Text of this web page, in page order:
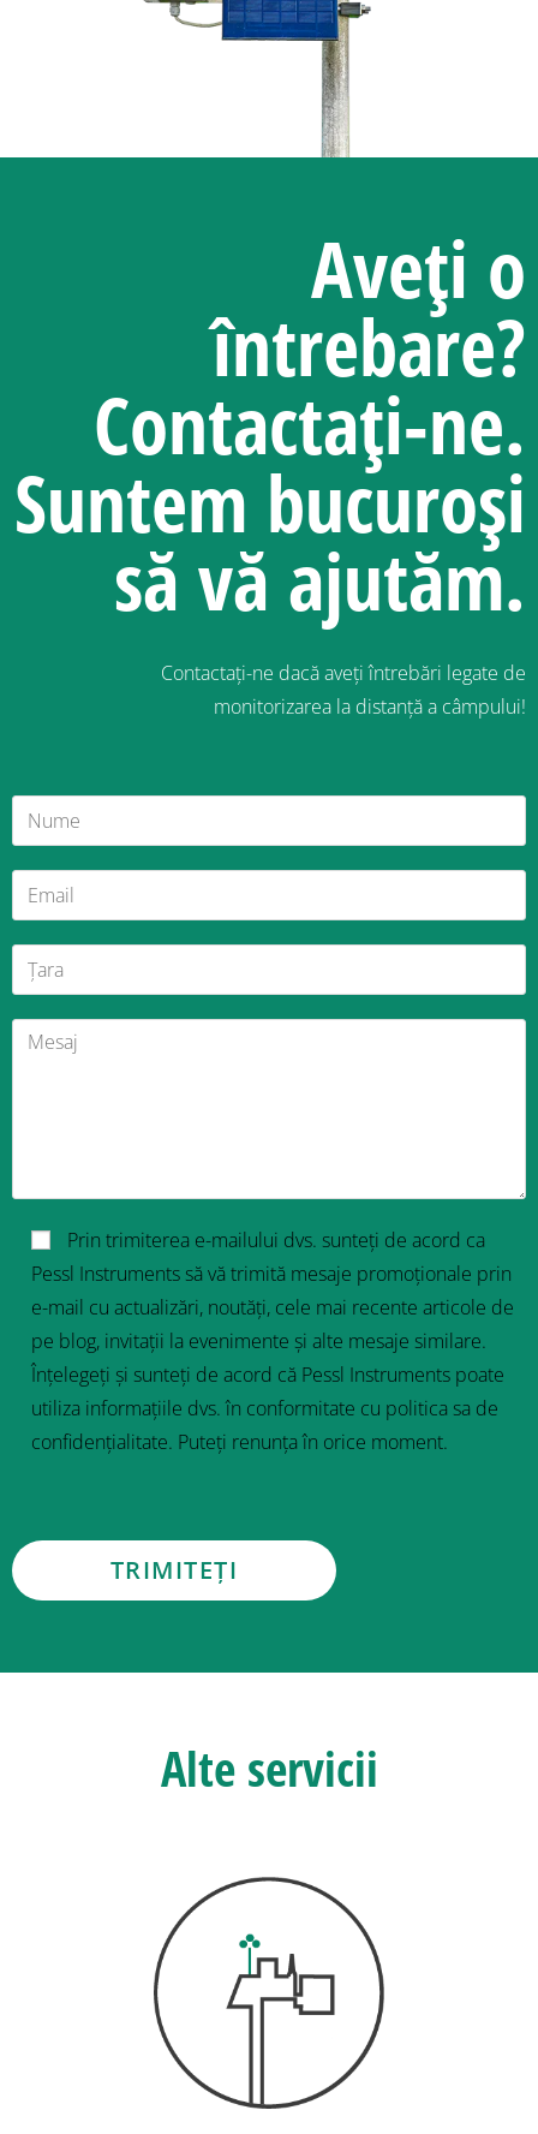
Aveți o
întrebare?
Contactați-ne.
Suntem bucuroși
să vă ajutăm.
Contactați-ne dacă aveți întrebări legate de
monitorizarea la distanță a câmpului!
Prin trimiterea e-mailului dvs. sunteți de acord ca
Pessl Instruments să vă trimită mesaje promoționale prin
e-mail cu actualizări, noutăți, cele mai recente articole de
pe blog, invitații la evenimente și alte mesaje similare.
Înțelegeți și sunteți de acord că Pessl Instruments poate
utiliza informațiile dvs. în conformitate cu politica sa de
confidențialitate. Puteți renunța în orice moment.
Alte servicii